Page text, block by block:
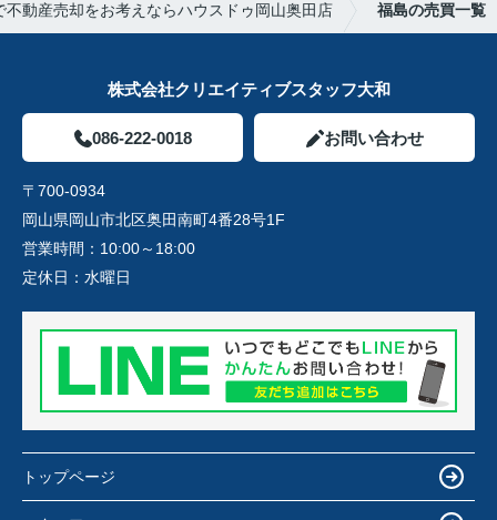
不動産売却をお考えならハウスドゥ岡山奥田店 福島の売買一覧
株式会社クリエイティブスタッフ大和
086-222-0018 お問い合わせ
〒700-0934
岡山県岡山市北区奥田南町4番28号1F
営業時間： 10:00～18:00
定休日： 水曜日
トップページ